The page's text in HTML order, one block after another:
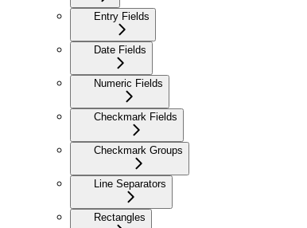
Entry Fields
Date Fields
Numeric Fields
Checkmark Fields
Checkmark Groups
Line Separators
Rectangles